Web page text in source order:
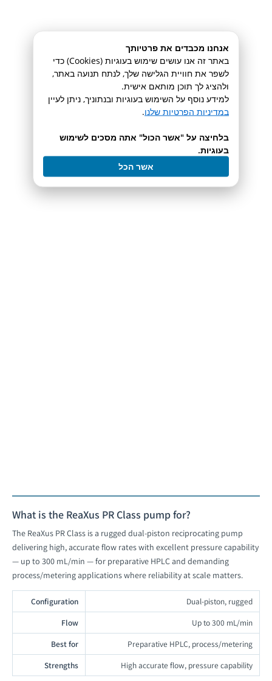
לעמוד המוצר
ReaXus LD Class
dual piston pump
What is the ReaXus PR Class pump for?
The ReaXus PR Class is a rugged dual-piston reciprocating pump
delivering high, accurate flow rates with excellent pressure capability
— up to 300 mL/min — for preparative HPLC and demanding
process/metering applications where reliability at scale matters.
Configuration
Dual-piston, rugged
Flow
Up to 300 mL/min
Best for
Preparative HPLC, process/metering
Strengths
High accurate flow, pressure capability
אנחנו מכבדים את פרטיותך
באתר זה אנו עושים שימוש בעוגיות (Cookies) כדי
לשפר את חוויית הגלישה שלך, לנתח תנועה באתר,
ולהציג לך תוכן מותאם אישית.
למידע נוסף על השימוש בעוגיות ובנתוניך, ניתן לעיין
במדיניות הפרטיות שלנו.
בלחיצה על "אשר הכול" אתה מסכים לשימוש
בעוגיות.
אשר הכל